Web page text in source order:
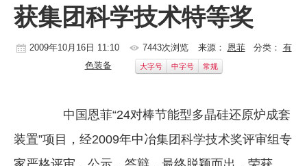
铝
稀有稀土
镁钛
地矿 建设
获集团科学技术特等奖
2009年10月16日 11:10 7443次浏览 来源： 恩菲分类： 有
色装备
大字号 中字号 常规
中国恩菲“24对棒节能型多晶硅还原炉成套
装置”项目，经2009年中冶集团科学技术奖评审组专